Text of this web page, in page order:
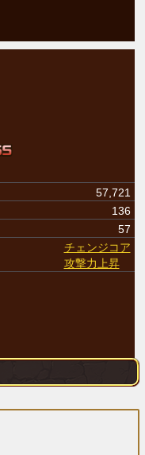
57,721
136
57
チェンジコア
攻撃力上昇